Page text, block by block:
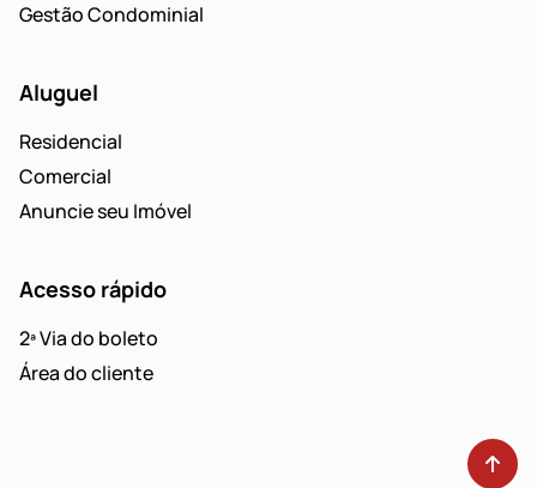
Gestão Condominial
Aluguel
Residencial
Comercial
Anuncie seu Imóvel
Acesso rápido
2ª Via do boleto
Área do cliente